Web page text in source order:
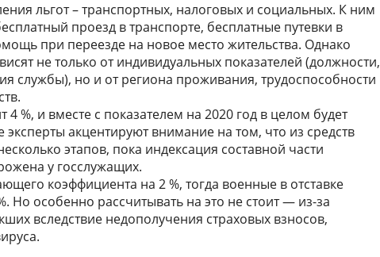
льгот – транспортных, налоговых и социальных. К ним
проезд в транспорте, бесплатные путевки в
при переезде на новое место жительства. Однако
не только от индивидуальных показателей (должности,
службы), но и от региона проживания, трудоспособности
4 %, и вместе с показателем на 2020 год в целом будет
акцентируют внимание на том, что из средств
этапов, пока индексация составной части
у госслужащих.
коэффициента на 2 %, тогда военные в отставке
Но особенно рассчитывать на это не стоит — из-за
вследствие недополучения страховых взносов,